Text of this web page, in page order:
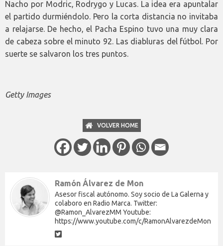
Nacho por Modric, Rodrygo y Lucas. La idea era apuntalar
el partido durmiéndolo. Pero la corta distancia no invitaba
a relajarse. De hecho, el Pacha Espino tuvo una muy clara
de cabeza sobre el minuto 92. Las diabluras del fútbol. Por
suerte se salvaron los tres puntos.
Getty Images
VOLVER HOME
Ramón Álvarez de Mon
Asesor fiscal autónomo. Soy socio de La Galerna y
colaboro en Radio Marca. Twitter:
@Ramon_AlvarezMM Youtube:
https://www.youtube.com/c/RamonAlvarezdeMon